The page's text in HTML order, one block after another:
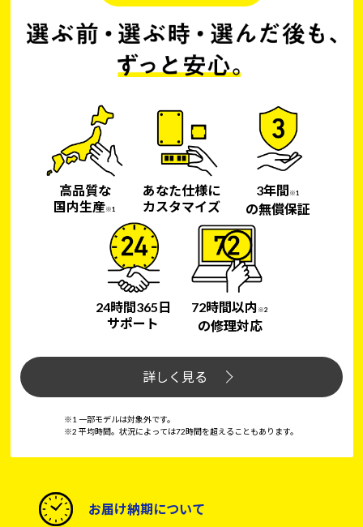
高品質な
国内生産※1
あなた仕様に
カスタマイズ
3年間 ※1
の無償保証
24時間365日
サポート
72時間以内 ※2
の修理対応
詳しく見る
※1 一部モデルは対象外です。
※2 平均時間。状況によっては72時間を超えることもあります。
お届け納期について